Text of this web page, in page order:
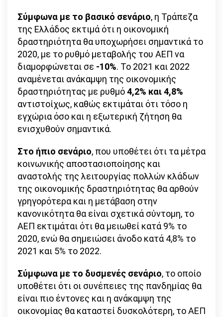
Σύμφωνα με το βασικό σενάριο, η Τράπεζα
της Ελλάδος εκτιμά ότι η οικονομική
δραστηριότητα θα υποχωρήσει σημαντικά το
2020, με το ρυθμό μεταβολής του ΑΕΠ να
διαμορφώνεται σε -10%. Το 2021 και 2022
αναμένεται ανάκαμψη της οικονομικής
δραστηριότητας με ρυθμό4,2% και 4,8%
αντιστοίχως, καθώς εκτιμάται ότι τόσο η
εγχώρια όσο και η εξωτερική ζήτηση θα
ενισχυθούν σημαντικά.
Στο ήπιο σενάριο, που υποθέτει ότι τα μέτρα
κοινωνικής αποστασιοποίησης και
αναστολής της λειτουργίας πολλών κλάδων
της οικονομικής δραστηριότητας θα αρθούν
γρηγορότερα και η μετάβαση στην
κανονικότητα θα είναι σχετικά σύντομη, το
ΑΕΠ εκτιμάται ότι θα μειωθεί κατά 9% το
2020, ενώ θα σημειώσει άνοδο κατά 4,8% το
2021 και 5% το 2022.
Σύμφωνα με το δυσμενές σενάριο, το οποίο
υποθέτει ότι οι συνέπειες της πανδημίας θα
είναι πιο έντονες και η ανάκαμψη της
οικονομίας θα καταστεί δυσκολότερη, το ΑΕΠ